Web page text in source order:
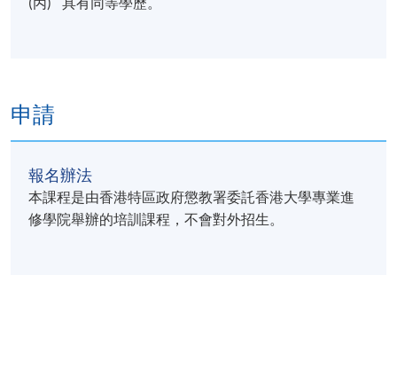
申請
報名辦法
本課程是由香港特區政府懲教署委託香港大學專業進
修學院舉辦的培訓課程，不會對外招生。